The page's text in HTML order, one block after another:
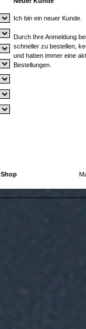
Ich bin ein neuer Kunde.
Durch Ihre Anmeldung
schneller zu bestellen,
und haben immer eine
Bestellungen.
Shop